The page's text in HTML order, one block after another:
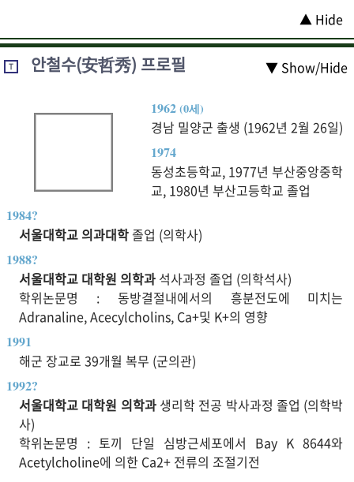
▲ Hide
T 안철수(安哲秀) 프로필 ▼ Show/Hide
1962(0세)
경남 밀양군 출생 (1962년 2월 26일)
1974
동성초등학교, 1977년 부산중앙중학
교, 1980년 부산고등학교 졸업
1984?
서울대학교 의과대학졸업 (의학사)
1988?
서울대학교 대학원 의학과 석사과정 졸업 (의학석사)
학위논문명 : 동방결절내에서의 흥분전도에 미치는
Adranaline, Acecylcholins, Ca+및 K+의 영향
1991
해군 장교로 39개월 복무 (군의관)
1992?
서울대학교 대학원 의학과생리학 전공 박사과정 졸업 (의학박
사)
학위논문명 : 토끼 단일 심방근세포에서 Bay K 8644와
Acetylcholine에 의한 Ca2+ 전류의 조절기전